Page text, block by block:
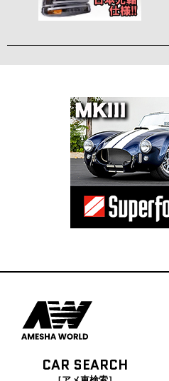
CAR SEARCH